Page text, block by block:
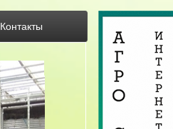
Контакты